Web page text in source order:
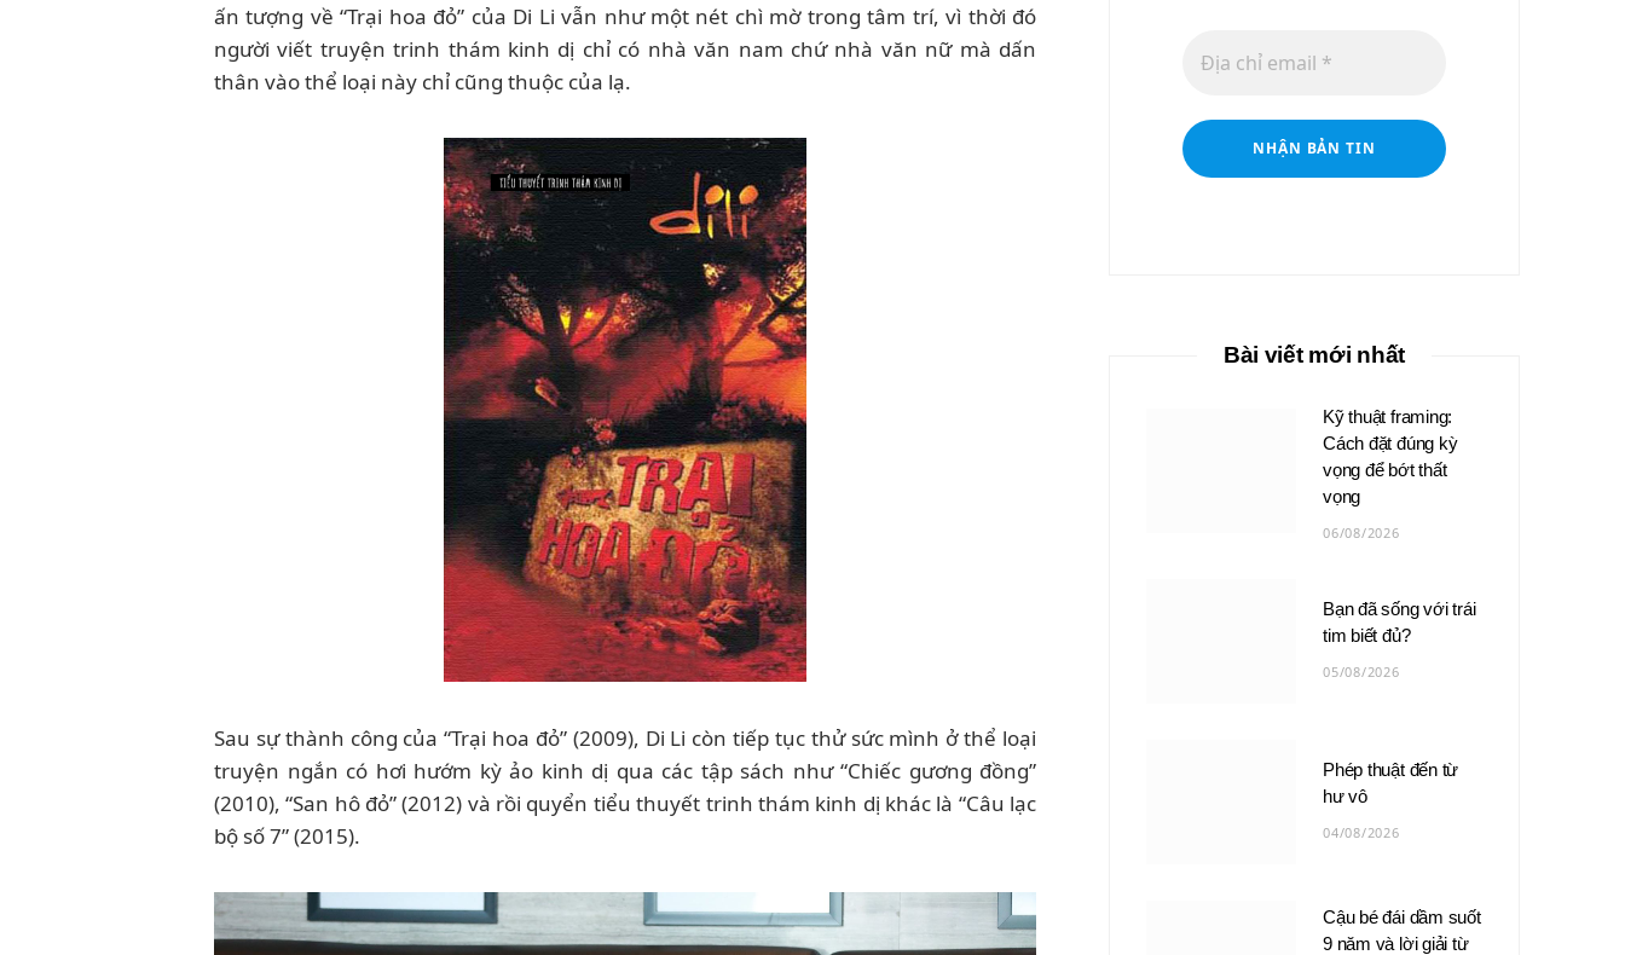
ấn tượng về “Trại hoa đỏ” của Di Li vẫn như một nét chì mờ trong tâm trí, vì thời đó
người viết truyện trinh thám kinh dị chỉ có nhà văn nam chứ nhà văn nữ mà dấn
thân vào thể loại này chỉ cũng thuộc của lạ.
Sau sự thành công của “Trại hoa đỏ” (2009), Di Li còn tiếp tục thử sức mình ở thể loại
truyện ngắn có hơi hướm kỳ ảo kinh dị qua các tập sách như “Chiếc gương đồng”
(2010), “San hô đỏ” (2012) và rồi quyển tiểu thuyết trinh thám kinh dị khác là “Câu lạc
bộ số 7” (2015).
Bài viết mới nhất
Kỹ thuật framing:
Cách đặt đúng kỳ
vọng để bớt thất
vọng
06/08/2026
Bạn đã sống với trái
tim biết đủ?
05/08/2026
Phép thuật đến từ
hư vô
04/08/2026
Cậu bé đái dầm suốt
9 năm và lời giải từ